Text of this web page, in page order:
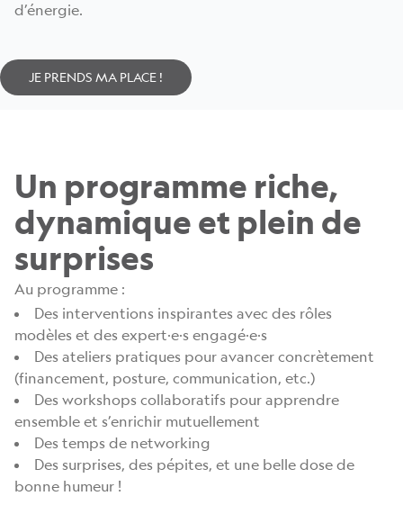
d’énergie.
JE PRENDS MA PLACE !
Un programme riche,
dynamique et plein de
surprises
Au programme :
Des interventions inspirantes avec des rôles
modèles et des expert·e·s engagé·e·s
Des ateliers pratiques pour avancer concrètement
(financement, posture, communication, etc.)
Des workshops collaboratifs pour apprendre
ensemble et s’enrichir mutuellement
Des temps de networking
Des surprises, des pépites, et une belle dose de
bonne humeur !